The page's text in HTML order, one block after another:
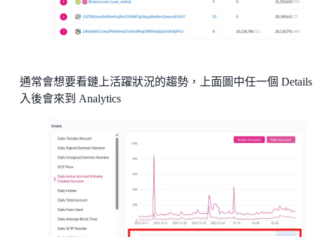
通常會想要看鏈上活躍狀況的趨勢，上面圖中任一個 Details
入後會來到 Analytics